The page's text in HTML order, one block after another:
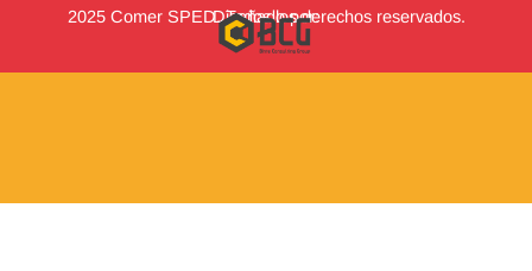
b
o
o
k
a
g
r
a
o
2025 Comer SPED. Todos los derechos reservados.
Diseñado por: